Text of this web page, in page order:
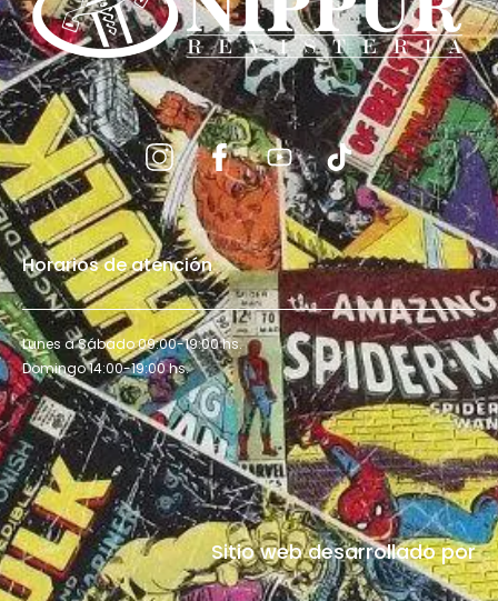
Horarios de atención
Lunes a Sábado 09:00-19:00 hs.
Domingo 14:00-19:00 hs.
Sitio web desarrollado por